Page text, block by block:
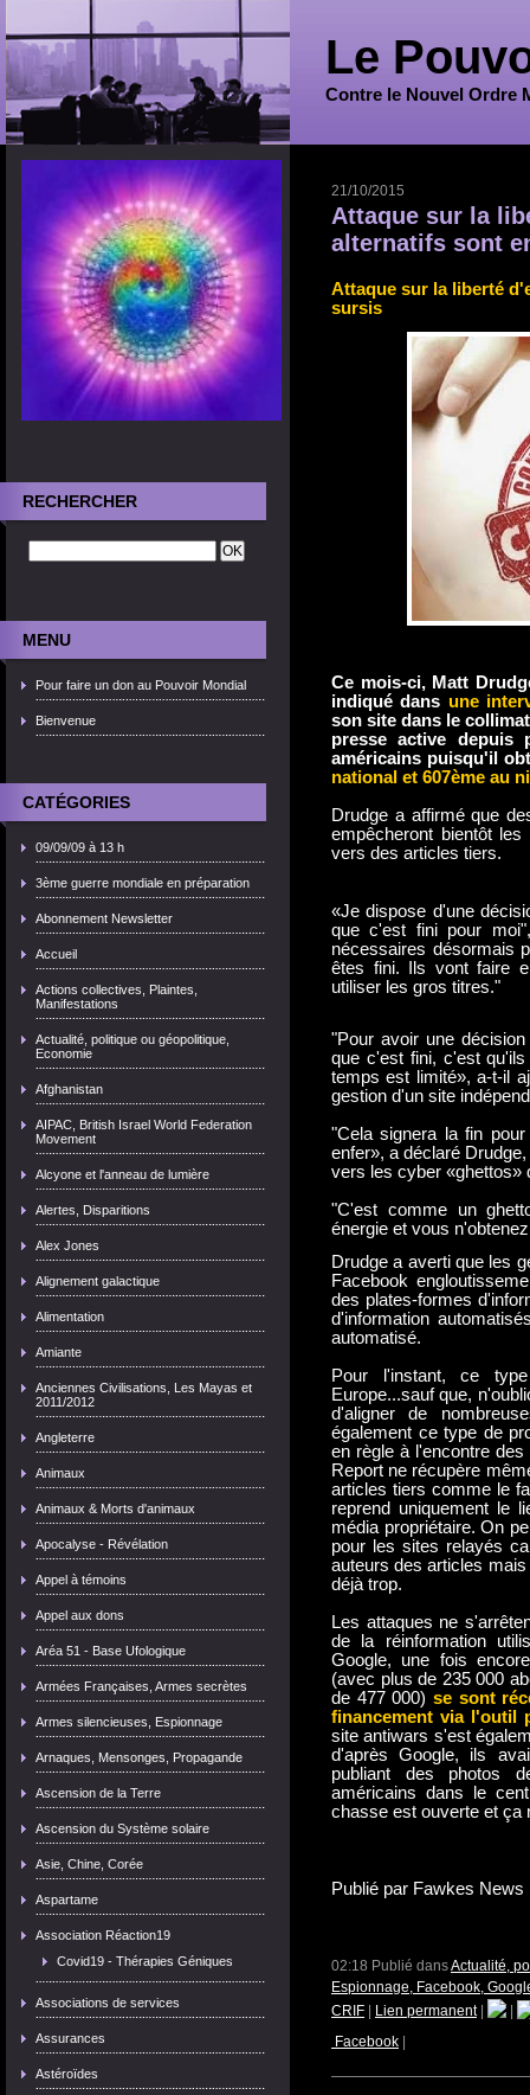
Le
Contre le Nouvel Ordre
RECHERCHER
MENU
Pour faire un don au Pouvoir Mondial
Bienvenue
CATÉGORIES
09/09/09 à 13 h
3ème guerre mondiale en préparation
Abonnement Newsletter
Accueil
Actions collectives, Plaintes,
Manifestations
Actualité, politique ou géopolitique,
Economie
Afghanistan
AIPAC, British Israel World Federation
Movement
Alcyone et l'anneau de lumière
Alertes, Disparitions
Alex Jones
Alignement galactique
Alimentation
Amiante
Anciennes Civilisations, Les Mayas et
2011/2012
Angleterre
Animaux
Animaux & Morts d'animaux
Apocalyse - Révélation
Appel à témoins
Appel aux dons
Aréa 51 - Base Ufologique
Armées Françaises, Armes secrètes
Armes silencieuses, Espionnage
Arnaques, Mensonges, Propagande
Ascension de la Terre
Ascension du Système solaire
Asie, Chine, Corée
Aspartame
Association Réaction19
Covid19 - Thérapies Géniques
Associations de services
Assurances
Astéroïdes
21/10/2015
Attaque sur la
alternatifs sont
Attaque sur la liberté
sursis
Ce mois-ci, Matt
indiqué dans une
son site dans le
presse active depuis
américains puisqu'il
national et 607ème au
Drudge a affirmé que
empêcheront bientôt
vers des articles tiers.
«Je dispose d'une
que c'est fini pour
nécessaires désormais
êtes fini. Ils vont faire
utiliser les gros titres."
"Pour avoir une
que c'est fini, c'est
temps est limité», a-t-il
gestion d'un site
"Cela signera la fin
enfer», a déclaré
vers les cyber «ghettos»
"C'est comme un
énergie et vous
Drudge a averti que les
Facebook
des plates-formes
d'information
automatisé.
Pour l'instant, ce
Europe...sauf que,
d'aligner de
également ce type de
en règle à l'encontre
Report ne récupère
articles tiers comme le
reprend uniquement le
média propriétaire. On
pour les sites relayés
auteurs des articles
déjà trop.
Les attaques ne
de la réinformation
Google, une fois
(avec plus de 235 000
de 477 000) se sont
financement via l'outil
site antiwars s'est
d'après Google, ils
publiant des photos
américains dans le
chasse est ouverte et ça
Publié par Fawkes News
02:18 Publié dansActualité,
Espionnage, Facebook,
CRIF
Lien permanent|
Facebook